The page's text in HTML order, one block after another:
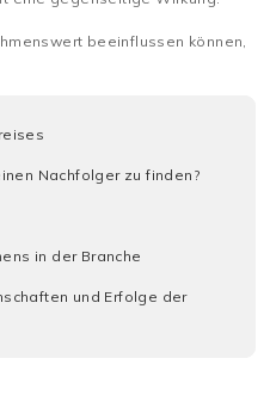
beeinflussen können,
Nachfolger zu finden?
in der Branche
und Erfolge der